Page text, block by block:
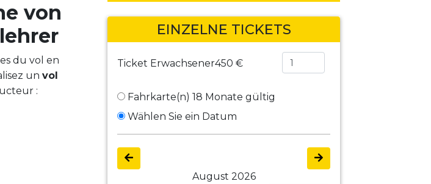
EINZELNE TICKETS
Ticket Erwachsener450 €
Fahrkarte(n) 18 Monate gültig
Wählen Sie ein Datum
August 2026
von
du vol en
un vol
: